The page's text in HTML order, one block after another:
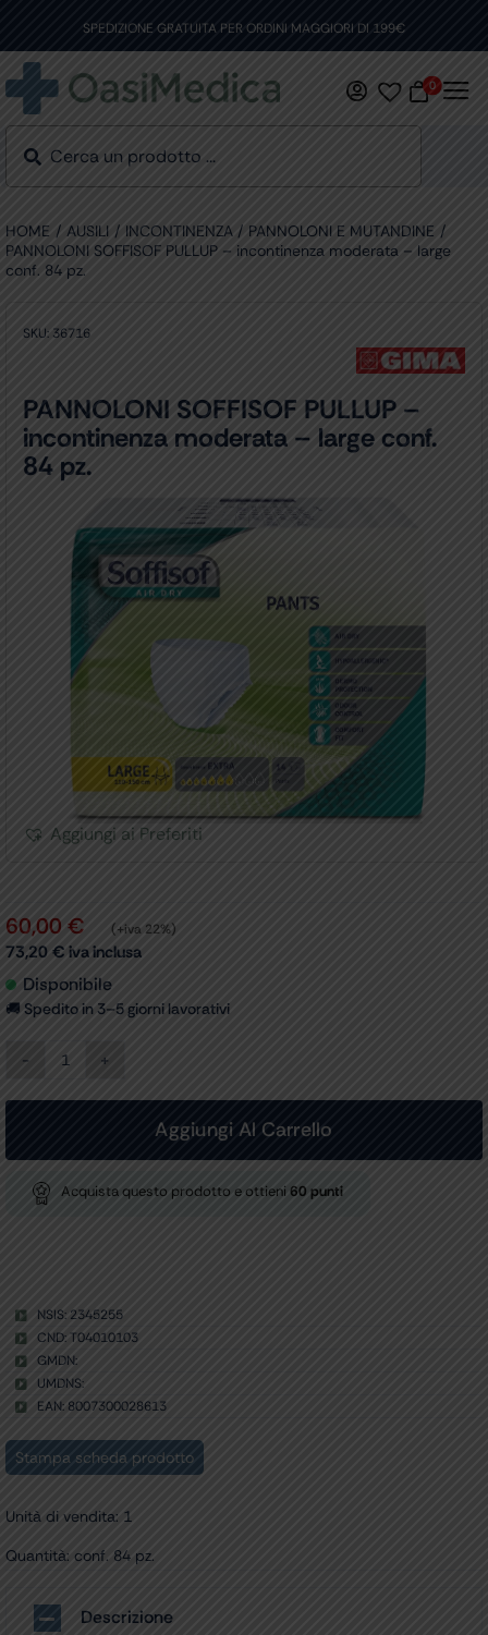
content
SPEDIZIONE GRATUITA PER ORDINI MAGGIORI DI 199€
0
HOME AUSILI INCONTINENZA
PANNOLONI E MUTANDINE
PANNOLONI SOFFISOF PULLUP – incontinenza moderata – large
conf. 84 pz.
SKU: 36716
PANNOLONI SOFFISOF PULLUP –
incontinenza moderata – large conf.
84 pz.
Aggiungi ai Preferiti
60,00 € (+iva 22%)
73,20 € iva inclusa
Disponibile
🚚 Spedito in 3–5 giorni lavorativi
PANNOLONI
PULLUP
moderata
-
large
Aggiungi Al Carrello
Acquista questo prodotto e ottieni 60 punti
NSIS: 2345255
CND: T04010103
GMDN:
UMDNS:
EAN: 8007300028613
Stampa scheda prodotto
Unità di vendita: 1
Quantità: conf. 84 pz.
Descrizione